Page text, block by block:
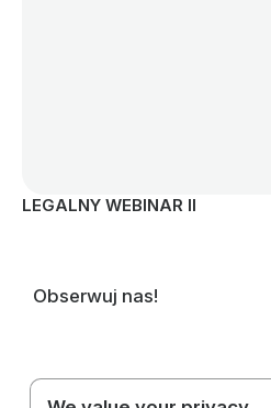
LEGALNY WEBINAR II
Obserwuj nas!